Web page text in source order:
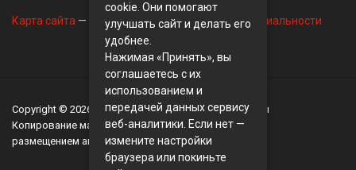
Карта сайта — Контакты— Политика конфиденциальности
Copyright © 2026 BusinessMix- Экономика и финансы
Копирование материалов разрешается, только с
размещением активной ссылки на сайтBusinessMix
cookie. Они помогают
улучшать сайт и делать его
удобнее.
Нажимая «Принять», вы
соглашаетесь с их
использованием и
передачей данных сервису
веб-аналитики. Если нет —
измените настройки
браузера или покиньте